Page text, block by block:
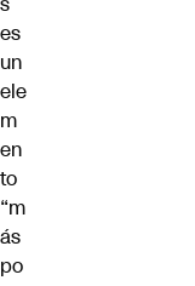
es
un
ele
m
en
to
“m
ás
po